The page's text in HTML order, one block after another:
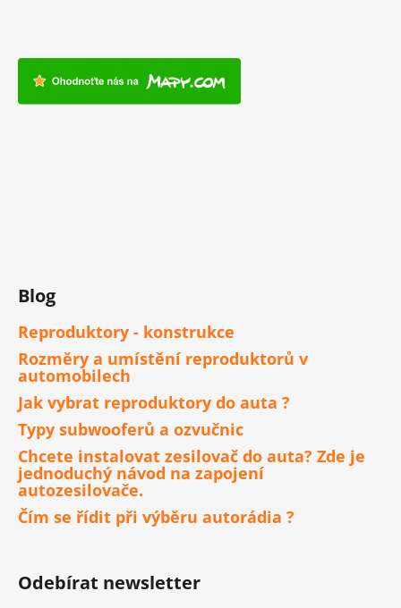
Blog
Reproduktory - konstrukce
Rozměry a umístění reproduktorů v
automobilech
Jak vybrat reproduktory do auta ?
Typy subwooferů a ozvučnic
Chcete instalovat zesilovač do auta? Zde je
jednoduchý návod na zapojení
autozesilovače.
Čím se řídit při výběru autorádia ?
Odebírat newsletter